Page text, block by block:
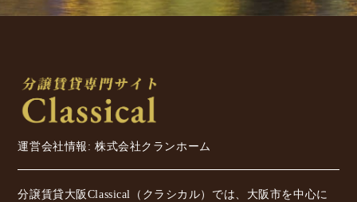
運営会社情報: 株式会社クランホーム
分譲賃貸大阪Classical（クラシカル）では、大阪市を中心に